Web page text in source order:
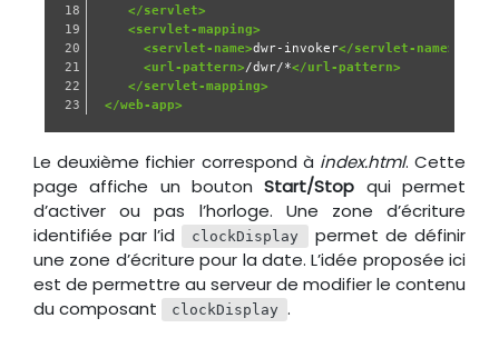
18
19
20
21
22
</servlet>
<servlet-mapping>
<servlet-name>dwr-invoker</servlet-name>
<url-pattern>/dwr/*</url-pattern>
</servlet-mapping>
</web-app>
Le deuxième fichier correspond à index.html. Cette
page affiche un boutonStart/Stop qui permet
d’activer ou pas l’horloge. Une zone d’écriture
identifiée par l’id
clockDisplay
permet de définir
une zone d’écriture pour la date. L’idée proposée ici
est de permettre au serveur de modifier le contenu
du composant
clockDisplay
.